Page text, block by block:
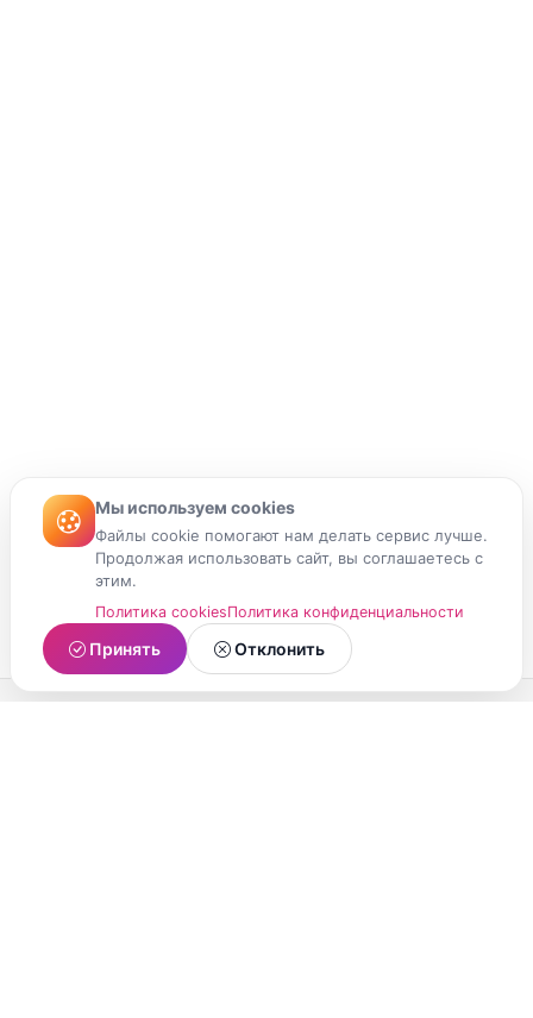
Мы используем cookies
Файлы cookie помогают нам делать сервис лучше.
Продолжая использовать сайт, вы соглашаетесь с
этим.
Политика cookiesПолитика конфиденциальности
Принять Отклонить